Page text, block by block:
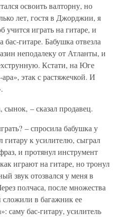
освоить валторну, но
лет, гостя в Джорджии, я
учится играть на гитаре, и
бас-гитаре. Бабушка отвезла
неподалеку от Атланты, и
Кстати, на Юге
этак с растяжечкой. И
сынок, – сказал продавец.
– спросила бабушка у
гитару к усилителю, сыграл
и протянул инструмент
играют на гитаре, но тронул
звук отозвался у меня в
полчаса, после множества
в багажник ее
саму бас-гитару, усилитель